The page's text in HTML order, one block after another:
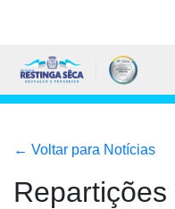
Topo do site
Ir para conteúdo principal
Todos os atalhos
Conteúdo principal
Conteúdo Principal
Prefeitura
← Voltar para Notícias